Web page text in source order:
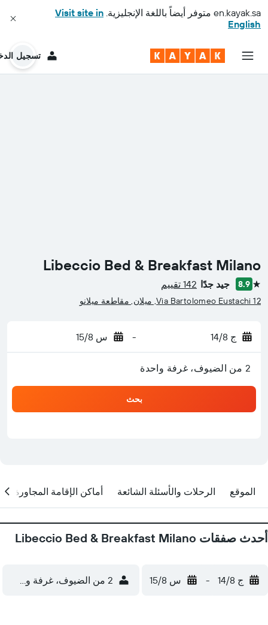
en.kayak.sa متوفر أيضاً باللغة الإنجليزية. Visit site in
English
تسجيل
Libeccio Bed & Breakfast Milano
نجمة واحدة
8.9 جيد جدًا 142 تقييم
Via Bartolomeo Eustachi 12, ميلان, مقاطعة ميلانو
ج 14/8 - س 15/8
2 من الضيوف، غرفة واحدة
بحث
الموقع الرحلات والأسئلة الشائعة أماكن الإقامة المجاورة
أحدث صفقات Libeccio Bed & Breakfast Milano
ج 14/8 - س 15/8 2 من الضيوف، غرفة واحدة